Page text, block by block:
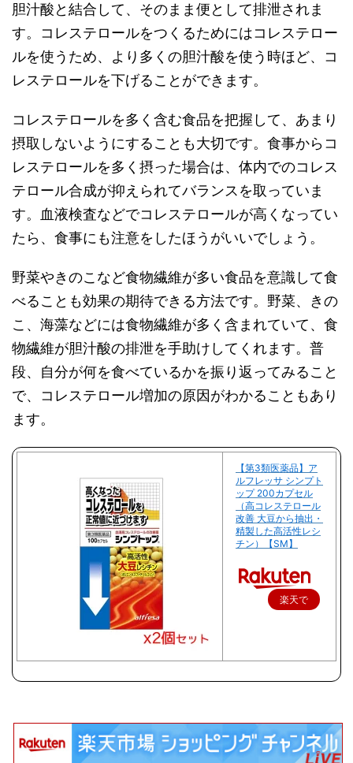
胆汁酸と結合して、そのまま便として排泄されま
す。コレステロールをつくるためにはコレステロー
ルを使うため、より多くの胆汁酸を使う時ほど、コ
レステロールを下げることができます。
コレステロールを多く含む食品を把握して、あまり
摂取しないようにすることも大切です。食事からコ
レステロールを多く摂った場合は、体内でのコレス
テロール合成が抑えられてバランスを取っていま
す。血液検査などでコレステロールが高くなってい
たら、食事にも注意をしたほうがいいでしょう。
野菜やきのこなど食物繊維が多い食品を意識して食
べることも効果の期待できる方法です。野菜、きの
こ、海藻などには食物繊維が多く含まれていて、食
物繊維が胆汁酸の排泄を手助けしてくれます。普
段、自分が何を食べているかを振り返ってみること
で、コレステロール増加の原因がわかることもあり
ます。
【第3類医薬品】ア
ルフレッサ シンプト
ップ 200カプセル
（高コレステロール
改善 大豆から抽出・
精製した高活性レシ
チン）【SM】
楽天で